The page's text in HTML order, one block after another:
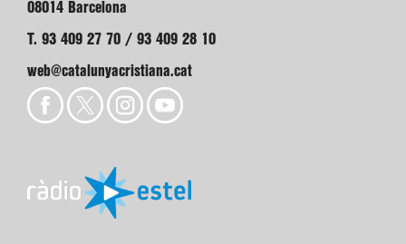
08014 Barcelona
T. 93 409 27 70 / 93 409 28 10
web@catalunyacristiana.cat